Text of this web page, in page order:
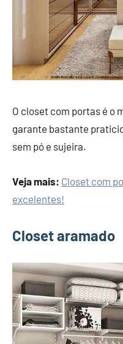
O closet com portas é o
garante bastante
sem pó e sujeira.
Veja mais: Closet com
excelentes!
Closet aramado